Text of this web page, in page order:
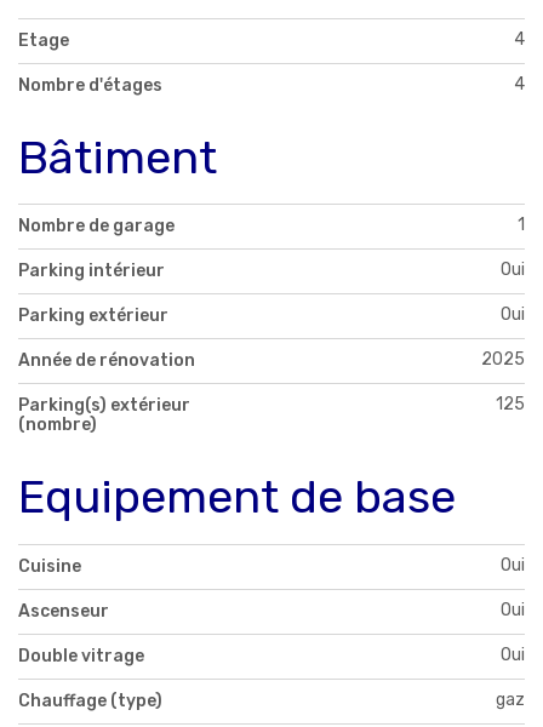
Etage 4
Nombre d'étages 4
Bâtiment
Nombre de garage 1
Parking intérieur Oui
Parking extérieur Oui
Année de rénovation 2025
Parking(s) extérieur
(nombre)
125
Equipement de base
Cuisine Oui
Ascenseur Oui
Double vitrage Oui
Chauffage (type) gaz